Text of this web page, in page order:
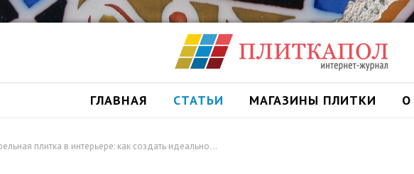
ГЛАВНАЯ СТАТЬИ МАГАЗИНЫ ПЛИТКИ О
плитка в интерьере: как создать идеально…